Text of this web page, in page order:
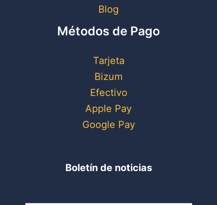
Blog
Métodos de Pago
Tarjeta
Bizum
Efectivo
Apple Pay
Google Pay
Boletín de noticias